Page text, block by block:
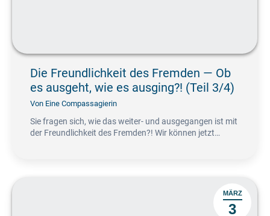
Die Freundlichkeit des Fremden — Ob
es ausgeht, wie es ausging?! (Teil 3/4)
Von Eine Compassagierin
Sie fragen sich, wie das weiter- und ausgegangen ist mit
der Freundlichkeit des Fremden?! Wir können jetzt…
MÄRZ
3